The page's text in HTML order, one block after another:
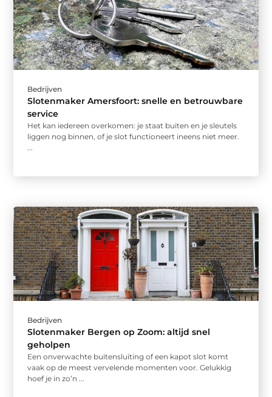
Bedrijven
Slotenmaker Amersfoort: snelle en betrouwbare
service
Het kan iedereen overkomen: je staat buiten en je sleutels
liggen nog binnen, of je slot functioneert ineens niet meer.
...
Bedrijven
Slotenmaker Bergen op Zoom: altijd snel
geholpen
Een onverwachte buitensluiting of een kapot slot komt
vaak op de meest vervelende momenten voor. Gelukkig
hoef je in zo’n ...